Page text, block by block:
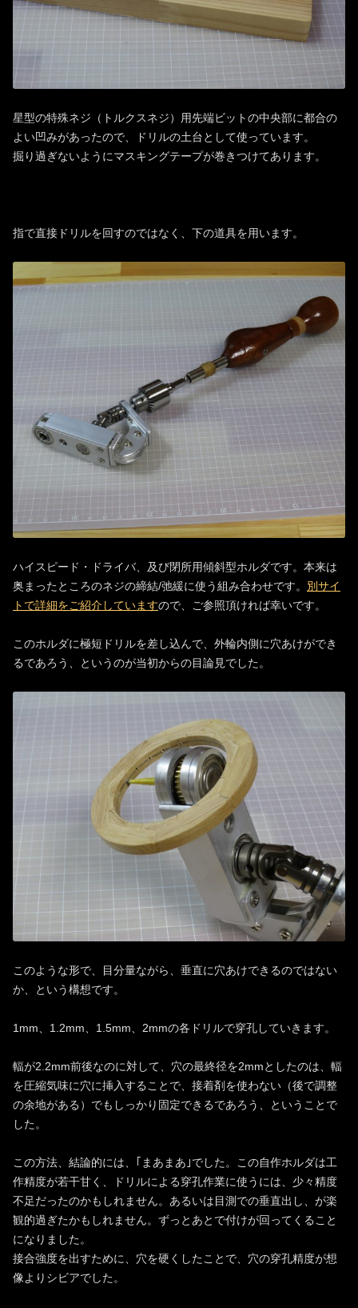
星型の特殊ネジ（トルクスネジ）用先端ビットの中央部に都合の
よい凹みがあったので、ドリルの土台として使っています。
掘り過ぎないようにマスキングテープが巻きつけてあります。
指で直接ドリルを回すのではなく、下の道具を用います。
ハイスピード・ドライバ、及び閉所用傾斜型ホルダです。本来は
奥まったところのネジの締結/弛緩に使う組み合わせです。 別サイ
トで詳細をご紹介していますので、ご参照頂ければ幸いです。
このホルダに極短ドリルを差し込んで、外輪内側に穴あけができ
るであろう、というのが当初からの目論見でした。
このような形で、目分量ながら、垂直に穴あけできるのではない
か、という構想です。
1mm、1.2mm、1.5mm、2mmの各ドリルで穿孔していきます。
輻が2.2mm前後なのに対して、穴の最終径を2mmとしたのは、輻
を圧縮気味に穴に挿入することで、接着剤を使わない（後で調整
の余地がある）でもしっかり固定できるであろう、ということで
した。
この方法、結論的には、｢まあまあ｣でした。この自作ホルダは工
作精度が若干甘く、ドリルによる穿孔作業に使うには、少々精度
不足だったのかもしれません。あるいは目測での垂直出し、が楽
観的過ぎたかもしれません。ずっとあとで付けが回ってくること
になりました。
接合強度を出すために、穴を硬くしたことで、穴の穿孔精度が想
像よりシビアでした。